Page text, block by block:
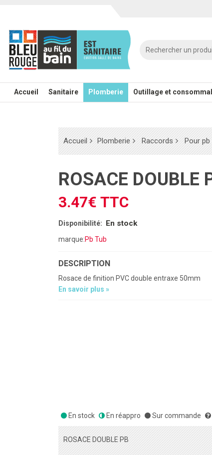
Accueil Sanitaire Plomberie Outillage et
Accueil Plomberie Raccords Pour
ROSACE DOUBLE
3.47€ TTC
Disponibilité: En stock
marque:Pb Tub
DESCRIPTION
Rosace de finition PVC double entraxe 50mm
En savoir plus »
En stock En réappro Sur commande
ROSACE DOUBLE PB